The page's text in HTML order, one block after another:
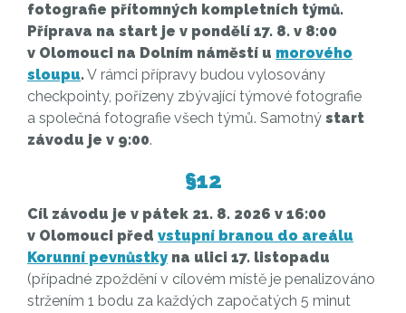
fotografie přítomných kompletních týmů.
Příprava na start je v pondělí 17. 8. v 8:00
v Olomouci na Dolním náměstí u morového
sloupu.V rámci přípravy budou vylosovány
checkpointy, pořízeny zbývající týmové fotografie
a společná fotografie všech týmů. Samotný start
závodu je v 9:00.
§12
Cíl závodu je v pátek 21. 8. 2026 v 16:00
v Olomouci před vstupní branou do areálu
Korunní pevnůstky na ulici 17. listopadu
(případné zpoždění v cílovém místě je penalizováno
stržením 1 bodu za každých započatých 5 minut